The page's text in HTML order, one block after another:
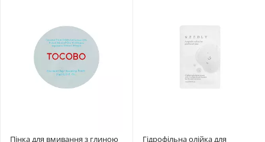
Пінка для вмивання з глиною
Гідрофільна олійка для